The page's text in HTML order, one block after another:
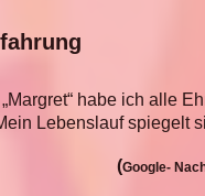
habe ich alle
Lebenslauf spiegelt
(Google-